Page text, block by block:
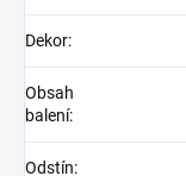
Dekor:
Obsah
balení:
Odstín: